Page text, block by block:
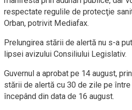
respectate regulile de protecţie
Orban, potrivit Mediafax.
Prelungirea stării de alertă nu s-a
lipsei avizului Consiliului Legislativ.
Guvernul a aprobat pe 14 august,
stării de alertă cu 30 de zile pe
începând din data de 16 august.